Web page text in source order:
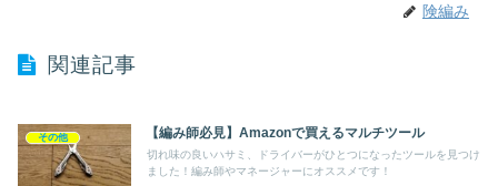
険編み
関連記事
その他 【編み師必見】Amazonで買えるマルチツール
切れ味の良いハサミ、ドライバーがひとつになったツールを見つけ
ました！編み師やマネージャーにオススメです！